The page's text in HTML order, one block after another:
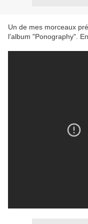
Un de mes morceaux
l'album "Ponography".